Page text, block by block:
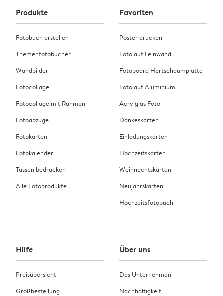
Produkte
Fotobuch erstellen
Themenfotobücher
Wandbilder
Fotocollage
Fotocollage mit Rahmen
Fotoabzüge
Fotokarten
Fotokalender
Tassen bedrucken
Alle Fotoprodukte
Favoriten
Poster drucken
Foto auf Leinwand
Fotoboard Hartschaumplatte
Foto auf Aluminium
Acrylglas Foto
Dankeskarten
Einladungskarten
Hochzeitskarten
Weihnachtskarten
Neujahrskarten
Hochzeitsfotobuch
Hilfe
Preisübersicht
Großbestellung
Über uns
Das Unternehmen
Nachhaltigkeit